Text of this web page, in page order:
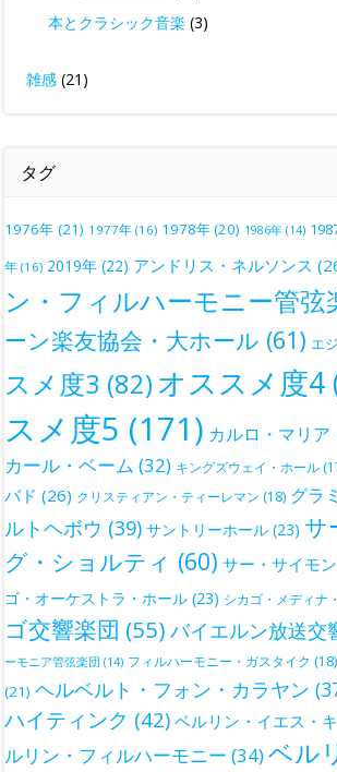
本とクラシック音楽 (3)
雑感 (21)
タグ
1976年 (21) 1977年 (16) 1978年(20) 1986年 (14)
年 (16) 2019年 (22) アンドリス・ネルソンス
ン・フィルハーモニー管弦
ーン楽友協会・大ホール (61) エ
スメ度3 (82) オススメ度4
スメ度5 (171) カルロ・マリア
カール・ベーム (32) キングズウェイ・ホール
バド (26) クリスティアン・ティーレマン (18) グラ
ルトヘボウ (39) サントリーホール (23) サ
グ・ショルティ (60) サー・サイモ
ゴ・オーケストラ・ホール (23) シカゴ・メディナ
ゴ交響楽団 (55) バイエルン放送交
ーモニア管弦楽団 (14) フィルハーモニー・ガスタイク (18)
(21) ヘルベルト・フォン・カラヤン
ハイティンク (42) ベルリン・イエス・
ルリン・フィルハーモニー (34)ベル